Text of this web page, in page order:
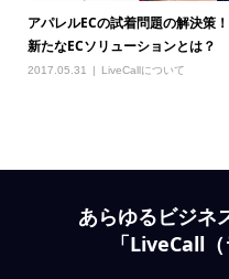
アパレルECの試着問題の解決策！
新たなECソリューションとは？
2017.05.31 LiveCallについて
あらゆるビジネ
「LiveCall